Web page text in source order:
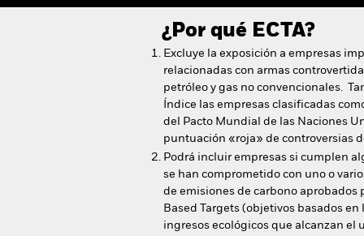
¿Por qué ECTA?
Excluye la exposición a empresas
relacionadas con armas
petróleo y gas no convencionales.
Índice las empresas clasificadas
del Pacto Mundial de las Naciones
puntuación «roja» de controversias
Podrá incluir empresas si cumplen
se han comprometido con uno o
de emisiones de carbono aprobados
Based Targets (objetivos basados en
ingresos ecológicos que alcanzan el